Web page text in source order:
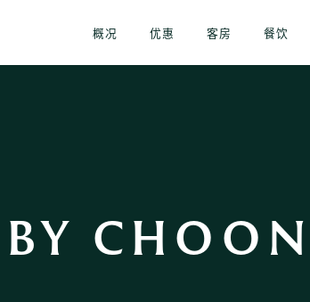
概况 优惠 客房 餐饮
BY